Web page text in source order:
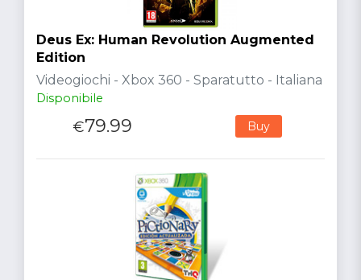
Deus Ex: Human Revolution Augmented
Edition
Videogiochi - Xbox 360 - Sparatutto - Italiana
Disponibile
€79.99 Buy